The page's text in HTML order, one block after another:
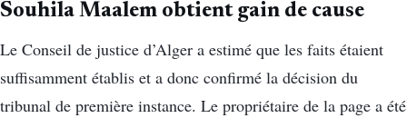
Souhila Maalem obtient gain de cause
Le Conseil de justice d’Alger a estimé que les faits étaient
suffisamment établis et a donc confirmé la décision du
tribunal de première instance. Le propriétaire de la page a été